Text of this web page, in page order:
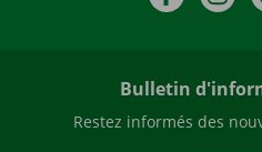
Bulletin
Restez informés des